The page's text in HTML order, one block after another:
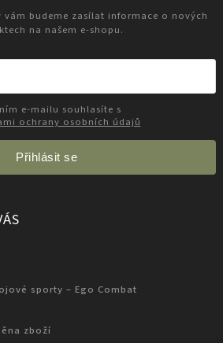
budeme zasílat informace o nových
na našem e-shopu.
ochrany osobních údajů
Přihlásit se
sporty – Ego Combat
zboží